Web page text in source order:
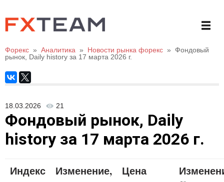
Форекс » Аналитика » Новости рынка форекс » Фондовый
рынок, Daily history за 17 марта 2026 г.
18.03.2026 21
Фондовый рынок, Daily
history за 17 марта 2026 г.
Индекс
Изменение,
Цена